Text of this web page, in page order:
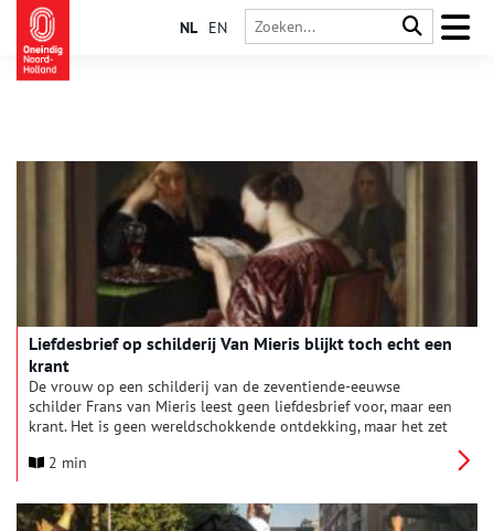
NL EN
Liefdesbrief op schilderij Van Mieris blijkt toch echt een
krant
De vrouw op een schilderij van de zeventiende-eeuwse
schilder Frans van Mieris leest geen liefdesbrief voor, maar een
krant. Het is geen wereldschokkende ontdekking, maar het zet
2 min